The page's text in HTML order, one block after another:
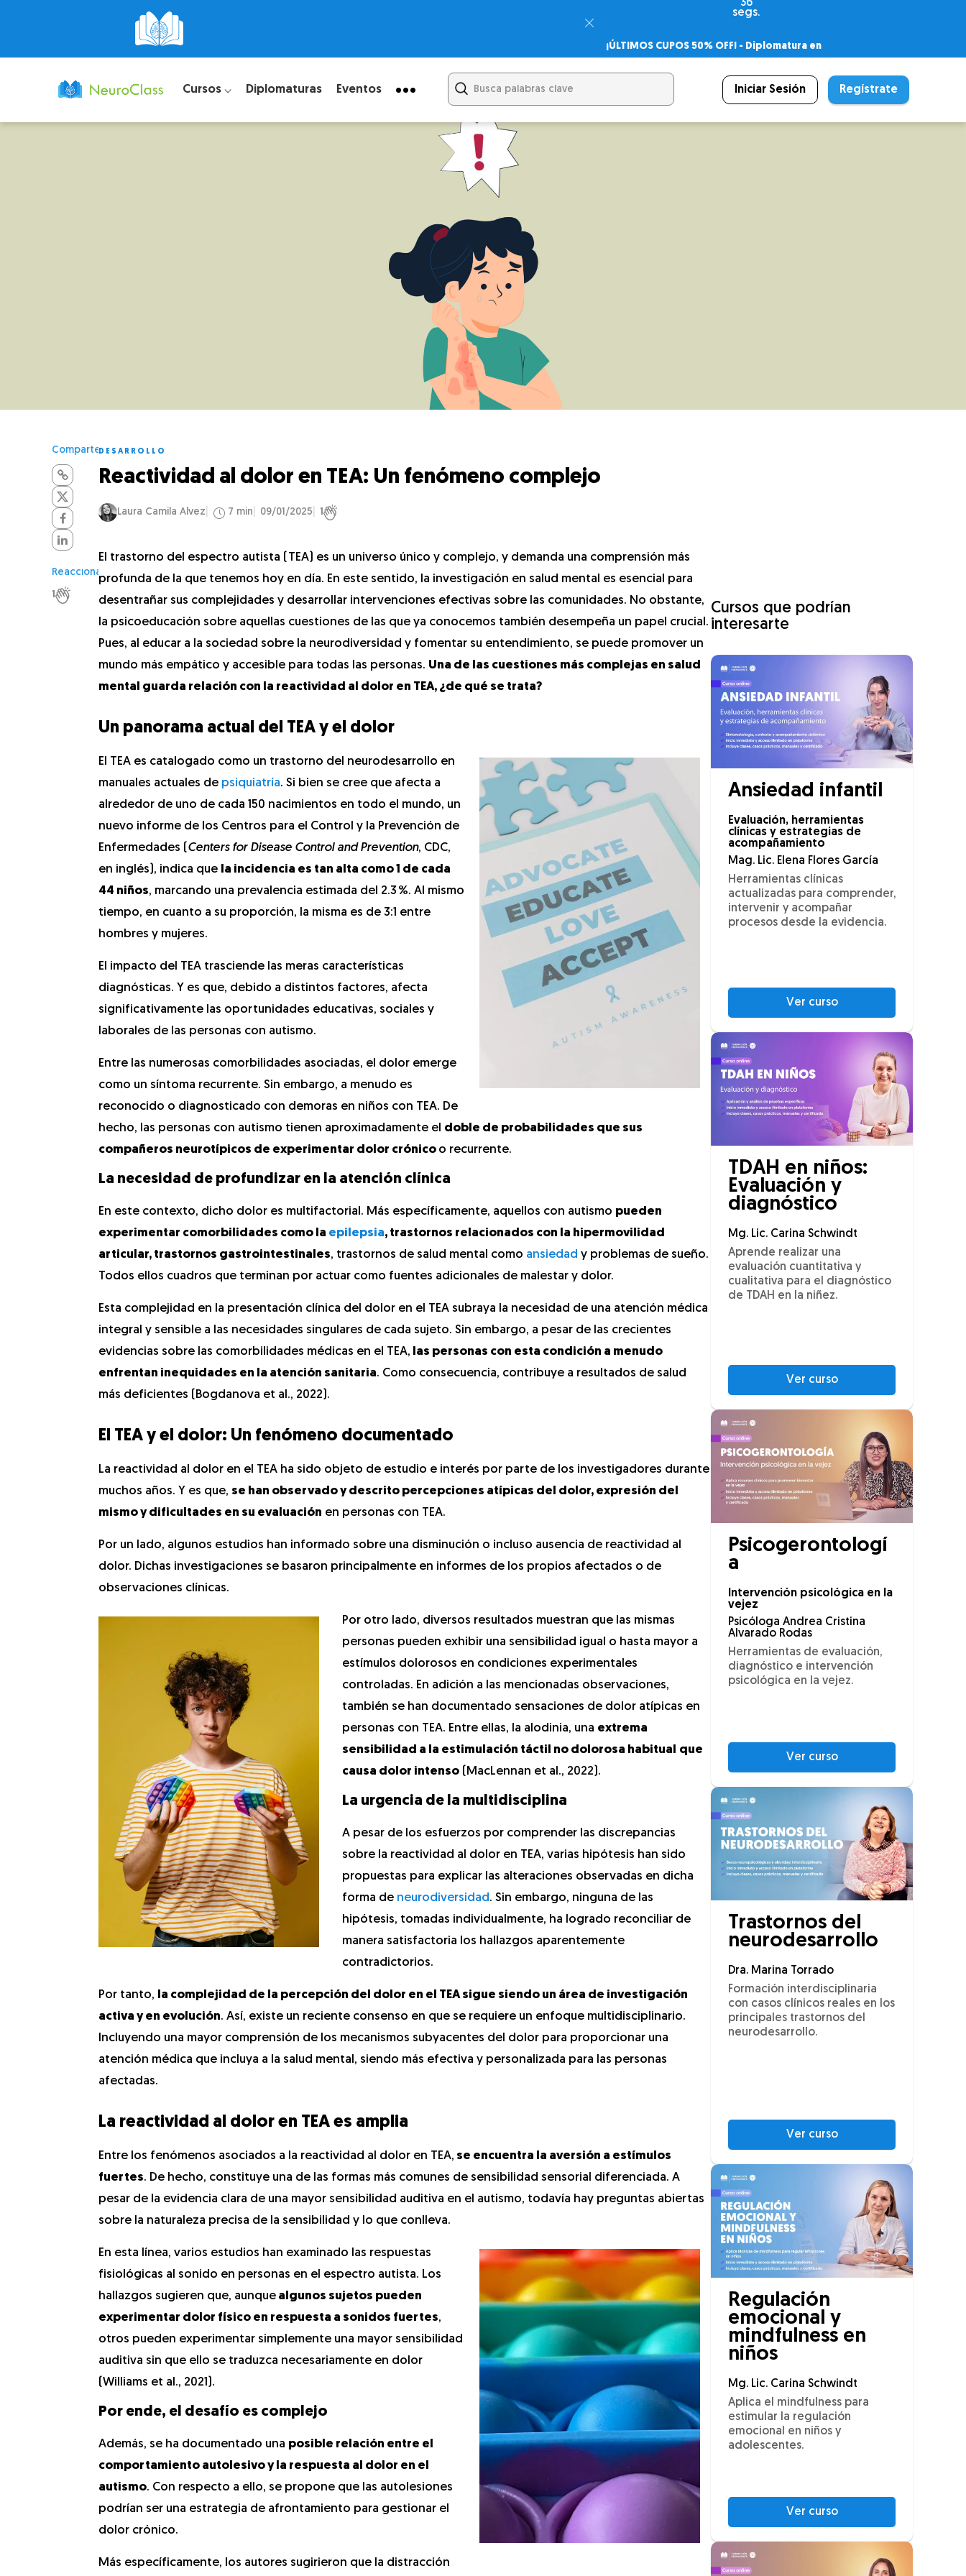
34
segs.
¡ÚLTIMOS CUPOS 50% OFF! - Diplomatura en
– Certificado Universitario
Cursos ⌵ Diplomaturas Eventos Iniciar Sesión Regístrate
Comparte
Reacciona
1
DESARROLLO
Reactividad al dolor en TEA: Un fenómeno complejo
Laura Camila Alvez 7 min 09/01/2025 1
El trastorno del espectro autista (TEA) es un universo único y complejo, y demanda una comprensión más
profunda de la que tenemos hoy en día. En este sentido, la investigación en salud mental es esencial para
desentrañar sus complejidades y desarrollar intervenciones efectivas sobre las comunidades. No obstante,
la psicoeducación sobre aquellas cuestiones de las que ya conocemos también desempeña un papel crucial.
Pues, al educar a la sociedad sobre la neurodiversidad y fomentar su entendimiento, se puede promover un
mundo más empático y accesible para todas las personas. Una de las cuestiones más complejas en salud
mental guarda relación con la reactividad al dolor en TEA, ¿de qué se trata?
Un panorama actual del TEA y el dolor
El TEA es catalogado como un trastorno del neurodesarrollo en
manuales actuales de psiquiatría. Si bien se cree que afecta a
alrededor de uno de cada 150 nacimientos en todo el mundo, un
nuevo informe de los Centros para el Control y la Prevención de
Enfermedades ( Centers for Disease Control and Prevention, CDC,
en inglés), indica que la incidencia es tan alta como 1 de cada
44 niños, marcando una prevalencia estimada del 2.3 %. Al mismo
tiempo, en cuanto a su proporción, la misma es de 3:1 entre
hombres y mujeres.
El impacto del TEA trasciende las meras características
diagnósticas. Y es que, debido a distintos factores, afecta
significativamente las oportunidades educativas, sociales y
laborales de las personas con autismo.
Entre las numerosas comorbilidades asociadas, el dolor emerge
como un síntoma recurrente. Sin embargo, a menudo es
reconocido o diagnosticado con demoras en niños con TEA. De
hecho, las personas con autismo tienen aproximadamente el doble de probabilidades que sus
compañeros neurotípicos de experimentar dolor crónico o recurrente.
La necesidad de profundizar en la atención clínica
En este contexto, dicho dolor es multifactorial. Más específicamente, aquellos con autismo pueden
experimentar comorbilidades como la epilepsia, trastornos relacionados con la hipermovilidad
articular, trastornos gastrointestinales, trastornos de salud mental como ansiedad y problemas de sueño.
Todos ellos cuadros que terminan por actuar como fuentes adicionales de malestar y dolor.
Esta complejidad en la presentación clínica del dolor en el TEA subraya la necesidad de una atención médica
integral y sensible a las necesidades singulares de cada sujeto. Sin embargo, a pesar de las crecientes
evidencias sobre las comorbilidades médicas en el TEA, las personas con esta condición a menudo
enfrentan inequidades en la atención sanitaria. Como consecuencia, contribuye a resultados de salud
más deficientes (Bogdanova et al., 2022).
El TEA y el dolor: Un fenómeno documentado
La reactividad al dolor en el TEA ha sido objeto de estudio e interés por parte de los investigadores durante
muchos años. Y es que, se han observado y descrito percepciones atípicas del dolor, expresión del
mismo y dificultades en su evaluación en personas con TEA.
Por un lado, algunos estudios han informado sobre una disminución o incluso ausencia de reactividad al
dolor. Dichas investigaciones se basaron principalmente en informes de los propios afectados o de
observaciones clínicas.
Por otro lado, diversos resultados muestran que las mismas
personas pueden exhibir una sensibilidad igual o hasta mayor a
estímulos dolorosos en condiciones experimentales
controladas. En adición a las mencionadas observaciones,
también se han documentado sensaciones de dolor atípicas en
personas con TEA. Entre ellas, la alodinia, una extrema
sensibilidad a la estimulación táctil no dolorosa habitual
que
causa dolor intenso (MacLennan et al., 2022).
La urgencia de la multidisciplina
A pesar de los esfuerzos por comprender las discrepancias
sobre la reactividad al dolor en TEA, varias hipótesis han sido
propuestas para explicar las alteraciones observadas en dicha
forma de neurodiversidad. Sin embargo, ninguna de las
hipótesis, tomadas individualmente, ha logrado reconciliar de
manera satisfactoria los hallazgos aparentemente
contradictorios.
Por tanto,
la complejidad de la percepción del dolor en el TEA sigue siendo un área de investigación
activa y en evolución. Así, existe un reciente consenso en que se requiere un enfoque multidisciplinario.
Incluyendo una mayor comprensión de los mecanismos subyacentes del dolor para proporcionar una
atención médica que incluya a la salud mental, siendo más efectiva y personalizada para las personas
afectadas.
La reactividad al dolor en TEA es amplia
Entre los fenómenos asociados a la reactividad al dolor en TEA, se encuentra la aversión a estímulos
fuertes. De hecho, constituye una de las formas más comunes de sensibilidad sensorial diferenciada. A
pesar de la evidencia clara de una mayor sensibilidad auditiva en el autismo, todavía hay preguntas abiertas
sobre la naturaleza precisa de la sensibilidad y lo que conlleva.
En esta línea, varios estudios han examinado las respuestas
fisiológicas al sonido en personas en el espectro autista. Los
hallazgos sugieren que, aunque algunos sujetos pueden
experimentar dolor físico en respuesta a sonidos fuertes,
otros pueden experimentar simplemente una mayor sensibilidad
auditiva sin que ello se traduzca necesariamente en dolor
(Williams et al., 2021).
Por ende, el desafío es complejo
Además, se ha documentado una posible relación entre el
comportamiento autolesivo y la respuesta al dolor en el
autismo. Con respecto a ello, se propone que las autolesiones
podrían ser una estrategia de afrontamiento para gestionar el
dolor crónico.
Más específicamente, los autores sugirieron que la distracción
Cursos que podrían
interesarte
Ansiedad infantil
Evaluación, herramientas
clínicas y estrategias de
acompañamiento
Mag. Lic. Elena Flores García
Herramientas clínicas
actualizadas para comprender,
intervenir y acompañar
procesos desde la evidencia.
Ver curso
TDAH en niños:
Evaluación y
diagnóstico
Mg. Lic. Carina Schwindt
Aprende realizar una
evaluación cuantitativa y
cualitativa para el diagnóstico
de TDAH en la niñez.
Ver curso
Psicogerontologí
a
Intervención psicológica en la
vejez
Psicóloga Andrea Cristina
Alvarado Rodas
Herramientas de evaluación,
diagnóstico e intervención
psicológica en la vejez.
Ver curso
Trastornos del
neurodesarrollo
Dra. Marina Torrado
Formación interdisciplinaria
con casos clínicos reales en los
principales trastornos del
neurodesarrollo.
Ver curso
Regulación
emocional y
mindfulness en
niños
Mg. Lic. Carina Schwindt
Aplica el mindfulness para
estimular la regulación
emocional en niños y
adolescentes.
Ver curso